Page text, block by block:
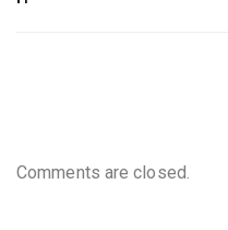
Comments are closed.